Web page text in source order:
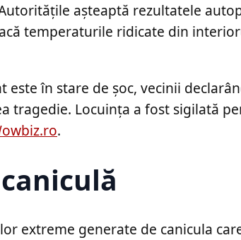
așteaptă rezultatele
temperaturile ridicate din
în stare de șoc, vecinii
tragedie. Locuința a fost sigilată
.
extreme generate de canicula